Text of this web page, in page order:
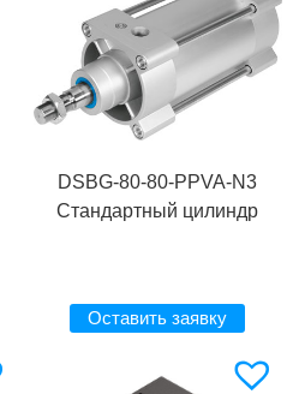
DSBG-80-80-PPVA-N3
Стандартный цилиндр
Оставить заявку